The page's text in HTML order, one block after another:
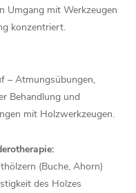
Umgang mit Werkzeugen
konzentriert.
– Atmungsübungen,
Behandlung und
mit Holzwerkzeugen.
(Buche, Ahorn)
des Holzes